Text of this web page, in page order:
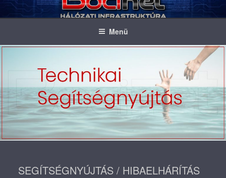
Tartalomhoz
BOCINET
Hálózat és biztonságtechnika
Menü
SEGÍTSÉGNYÚJTÁS / HIBAELHÁRÍTÁS